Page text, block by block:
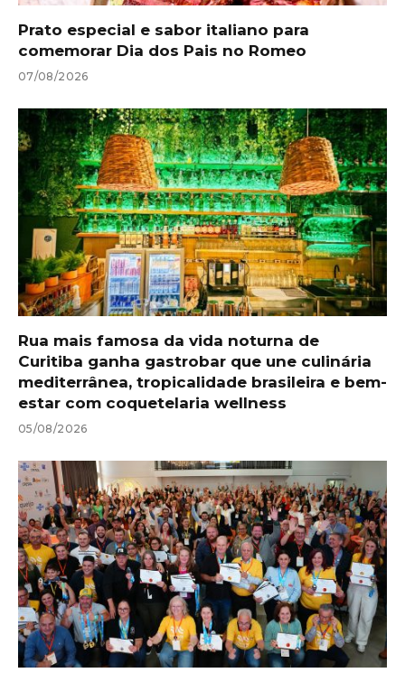
Prato especial e sabor italiano para
comemorar Dia dos Pais no Romeo
07/08/2026
Rua mais famosa da vida noturna de
Curitiba ganha gastrobar que une culinária
mediterrânea, tropicalidade brasileira e bem-
estar com coquetelaria wellness
05/08/2026